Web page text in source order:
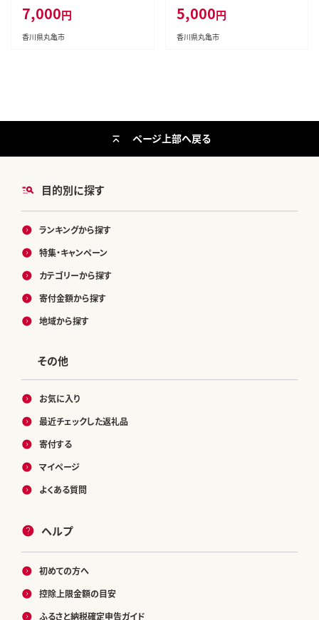
ョン ルームソックス おしゃれ 香
川県 丸亀市
7,000円
香川県丸亀市
ョン ルームソックス おしゃれ 香
川県 丸亀市
5,000円
香川県丸亀市
目的別に探す
ランキングから探す
特集・キャンペーン
カテゴリーから探す
寄付金額から探す
地域から探す
その他
お気に入り
最近チェックした返礼品
寄付する
マイページ
よくある質問
ヘルプ
初めての方へ
控除上限金額の目安
ふるさと納税確定申告ガイド
ページ上部へ戻る